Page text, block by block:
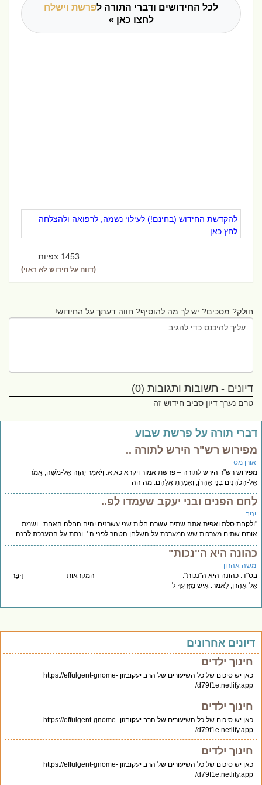
לכל החידושים ודברי התורה לפרשת וישלח
לחצו כאן »
להקדשת החידוש (בחינם!) לעילוי נשמה, לרפואה ולהצלחה
לחץ כאן
1453 צפיות
(דווח על חידוש לא ראוי)
חולק? מסכים? יש לך מה להוסיף? חווה דעתך על החידוש!
דיונים - תשובות ותגובות (0)
טרם נערך דיון סביב חידוש זה
תורה על פרשת שבוע
רש"ר הירש לתורה ..
מס
רש"ר הירש לתורה – פרשת אמור ויקרא כא,א: וַיֹּאמֶר יְהוָה אֶל-מֹשֶׁה, אֱמֹר
הַכֹּהֲנִים בְּנֵי אַהֲרֹן; וְאָמַרְתָּ אֲלֵהֶם: מה הה
הפנים ובני יעקב שעמדו לפ..
סלת ואפית אתה שתים עשרה חלות שני עשרנים יהיה החלה האחת . ושמת
שתים מערכות שש המערכת על השלחן הטהר לפני ה '. ונתת על המערכת לבנה
היא ה"נכות"
אהרון
כהונה היא ה"נכות". ------------------------------------ המקראות ----------------- דַּבֵּר
אַהֲרֹן, לֵאמֹר: אִישׁ מִזַּרְעֲךָ ל
אחרונים
חינוך ילדים
כאן יש סיכום של כל השיעורים של הרב יעקובזון https://effulgent-gnome-
d79f1e.netlify.app/
חינוך ילדים
כאן יש סיכום של כל השיעורים של הרב יעקובזון https://effulgent-gnome-
d79f1e.netlify.app/
חינוך ילדים
כאן יש סיכום של כל השיעורים של הרב יעקובזון https://effulgent-gnome-
d79f1e.netlify.app/